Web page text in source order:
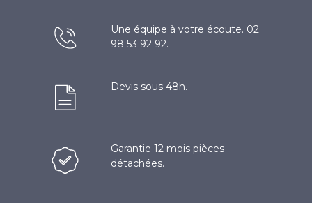
Une équipe à votre écoute. 02
98 53 92 92.
Devis sous 48h.
Garantie 12 mois pièces
détachées.